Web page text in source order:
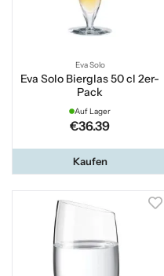
Eva Solo
Eva Solo Bierglas 50 cl 2er-
Pack
Auf Lager
€36.39
Kaufen